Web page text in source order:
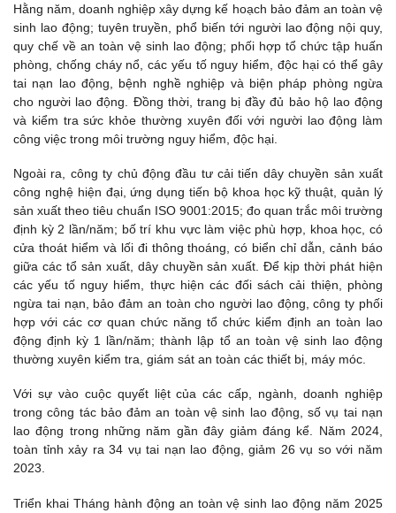
Hằng năm, doanh nghiệp xây dựng kế hoạch bảo đảm an toàn vệ
sinh lao động; tuyên truyền, phổ biến tới người lao động nội quy,
quy chế về an toàn vệ sinh lao động; phối hợp tổ chức tập huấn
phòng, chống cháy nổ, các yếu tố nguy hiểm, độc hại có thể gây
tai nạn lao động, bệnh nghề nghiệp và biện pháp phòng ngừa
cho người lao động. Đồng thời, trang bị đầy đủ bảo hộ lao động
và kiểm tra sức khỏe thường xuyên đối với người lao động làm
công việc trong môi trường nguy hiểm, độc hại.
Ngoài ra, công ty chủ động đầu tư cải tiến dây chuyền sản xuất
công nghệ hiện đại, ứng dụng tiến bộ khoa học kỹ thuật, quản lý
sản xuất theo tiêu chuẩn ISO 9001:2015; đo quan trắc môi trường
định kỳ 2 lần/năm; bố trí khu vực làm việc phù hợp, khoa học, có
cửa thoát hiểm và lối đi thông thoáng, có biển chỉ dẫn, cảnh báo
giữa các tổ sản xuất, dây chuyền sản xuất. Để kịp thời phát hiện
các yếu tố nguy hiểm, thực hiện các đối sách cải thiện, phòng
ngừa tai nạn, bảo đảm an toàn cho người lao động, công ty phối
hợp với các cơ quan chức năng tổ chức kiểm định an toàn lao
động định kỳ 1 lần/năm; thành lập tổ an toàn vệ sinh lao động
thường xuyên kiểm tra, giám sát an toàn các thiết bị, máy móc.
Với sự vào cuộc quyết liệt của các cấp, ngành, doanh nghiệp
trong công tác bảo đảm an toàn vệ sinh lao động, số vụ tai nạn
lao động trong những năm gần đây giảm đáng kể. Năm 2024,
toàn tỉnh xảy ra 34 vụ tai nạn lao động, giảm 26 vụ so với năm
2023.
Triển khai Tháng hành động an toàn vệ sinh lao động năm 2025